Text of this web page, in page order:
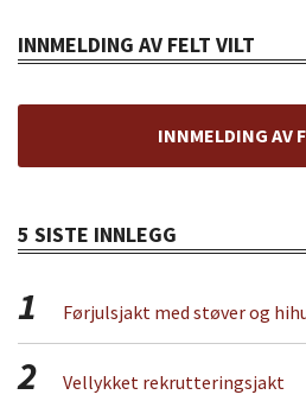
INNMELDING AV FELT VILT
INNMELDING AV
5 SISTE INNLEGG
1 Førjulsjakt med støver og
2 Vellykket rekrutteringsjakt